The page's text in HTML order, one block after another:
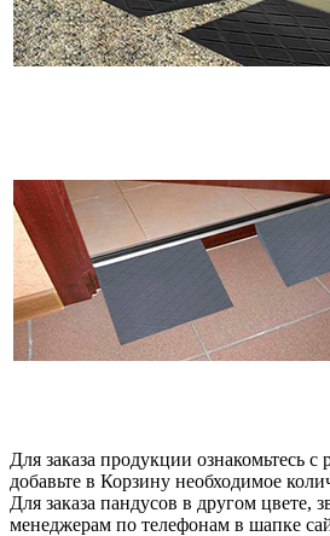
Для заказа продукции ознакомьтесь
добавьте в Корзину необходимое
Для заказа пандусов в другом цвете,
менеджерам по телефонам в шапке